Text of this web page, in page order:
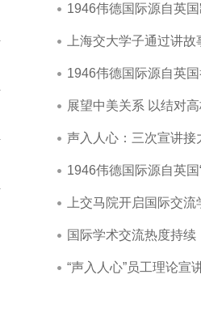
1946伟德国际源自英
上海交大学子通过讲
1946伟德国际源自英
展望中美关系 以结对
声入人心：三次宣讲
1946伟德国际源自英
上交马院开启国际交
国际学术交流热度持
“声入人心”员工理论宣